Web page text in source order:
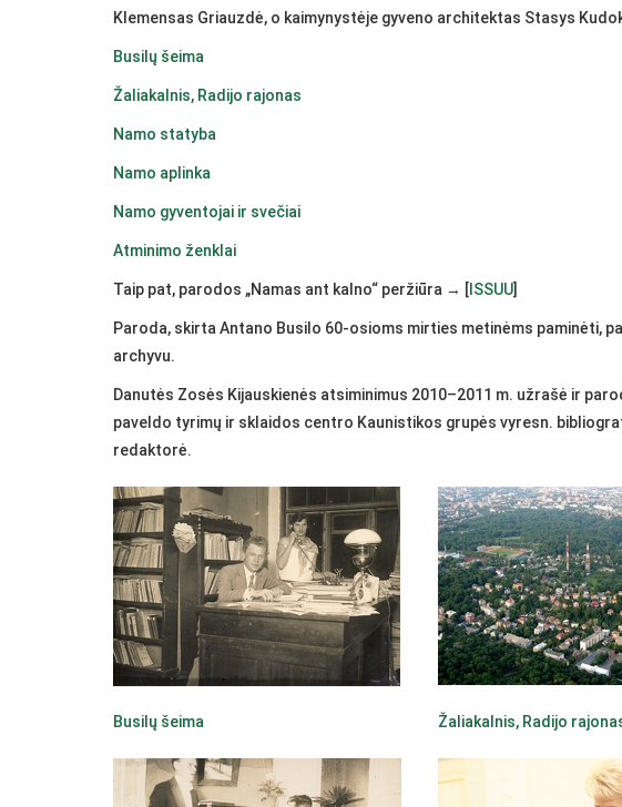
Klemensas Griauzdė, o kaimynystėje gyveno architektas Stasys
Busilų šeima
Žaliakalnis, Radijo rajonas
Namo statyba
Namo aplinka
Namo gyventojai ir svečiai
Atminimo ženklai
Taip pat, parodos „Namas ant kalno“ peržiūra → [ ISSUU]
Paroda, skirta Antano Busilo 60-osioms mirties metinėms paminėti,
archyvu.
Danutės Zosės Kijauskienės atsiminimus 2010–2011 m. užrašė ir
paveldo tyrimų ir sklaidos centro Kaunistikos grupės vyresn.
redaktorė.
Busilų šeima Žaliakalnis, Radijo